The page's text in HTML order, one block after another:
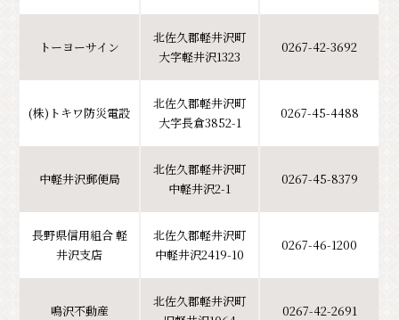
トーヨーサイン
北佐久郡軽井沢町
大字軽井沢1323
0267-42-3692
(株)トキワ防災電設
北佐久郡軽井沢町
大字長倉3852-1
0267-45-4488
中軽井沢郵便局
北佐久郡軽井沢町
中軽井沢2-1
0267-45-8379
長野県信用組合 軽
井沢支店
北佐久郡軽井沢町
中軽井沢2419-10
0267-46-1200
鳴沢不動産
北佐久郡軽井沢町
0267-42-2691